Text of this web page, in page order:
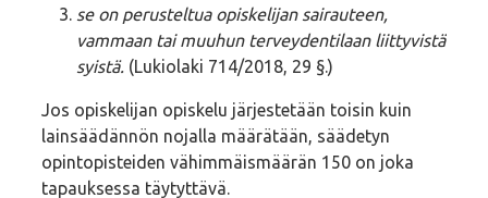
se on perusteltua opiskelijan sairauteen,
vammaan tai muuhun terveydentilaan liittyvistä
syistä. (Lukiolaki 714/2018, 29 §.)
Jos opiskelijan opiskelu järjestetään toisin kuin
lainsäädännön nojalla määrätään, säädetyn
opintopisteiden vähimmäismäärän 150 on joka
tapauksessa täytyttävä.